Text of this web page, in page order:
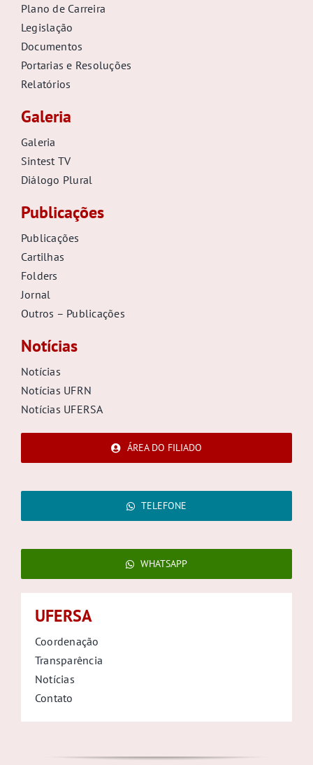
Plano de Carreira
Legislação
Documentos
Portarias e Resoluções
Relatórios
Galeria
Galeria
Sintest TV
Diálogo Plural
Publicações
Publicações
Cartilhas
Folders
Jornal
Outros – Publicações
Notícias
Notícias
Notícias UFRN
Notícias UFERSA
ÁREA DO FILIADO
TELEFONE
WHATSAPP
UFERSA
Coordenação
Transparência
Notícias
Contato